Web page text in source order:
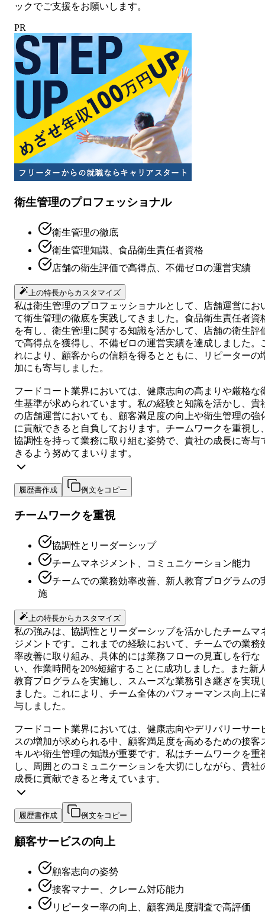
ックでご支援をお願いします。
PR
衛生管理のプロフェッショナル
衛生管理の徹底
衛生管理知識、食品衛生責任者資格
店舗の衛生評価で高得点、不備ゼロの運営実績
上の特長からカスタマイズ
私は衛生管理のプロフェッショナルとして、店舗運営にお
て衛生管理の徹底を実践してきました。食品衛生責任者資
を有し、衛生管理に関する知識を活かして、店舗の衛生評
で高得点を獲得し、不備ゼロの運営実績を達成しました。
れにより、顧客からの信頼を得るとともに、リピーターの
加にも寄与しました。
フードコート業界においては、健康志向の高まりや厳格な
生基準が求められています。私の経験と知識を活かし、貴
の店舗運営においても、顧客満足度の向上や衛生管理の強
に貢献できると自負しております。チームワークを重視し
協調性を持って業務に取り組む姿勢で、貴社の成長に寄与
きるよう努めてまいります。
履歴書作成 例文をコピー
チームワークを重視
協調性とリーダーシップ
チームマネジメント、コミュニケーション能力
チームでの業務効率改善、新人教育プログラムの
施
上の特長からカスタマイズ
私の強みは、協調性とリーダーシップを活かしたチームマ
ジメントです。これまでの経験において、チームでの業務
率改善に取り組み、具体的には業務フローの見直しを行な
い、作業時間を20%短縮することに成功しました。また新
教育プログラムを実施し、スムーズな業務引き継ぎを実現
ました。これにより、チーム全体のパフォーマンス向上に
与しました。
フードコート業界においては、健康志向やデリバリーサー
スの増加が求められる中、顧客満足度を高めるための接客
キルや衛生管理の知識が重要です。私はチームワークを重
し、周囲とのコミュニケーションを大切にしながら、貴社
成長に貢献できると考えています。
履歴書作成 例文をコピー
顧客サービスの向上
顧客志向の姿勢
接客マナー、クレーム対応能力
リピーター率の向上、顧客満足度調査で高評価